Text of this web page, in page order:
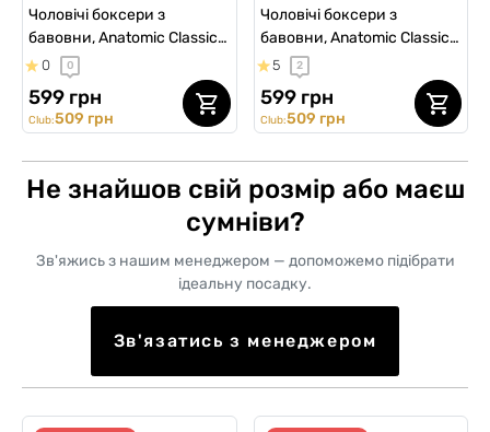
Чоловічі боксери з
бавовни, Anatomic Classic
2.0, Silver Series, темно-
синій
0 0
599 грн
Club:509 грн
Чоловічі боксери з
бавовни, Anatomic Classic
2.0, Silver Series, темно-
зелений
5 2
599 грн
Club:509 грн
Не знайшов свій розмір або маєш
сумніви?
Зв'яжись з нашим менеджером — допоможемо підібрати
ідеальну посадку.
Зв'язатись з менеджером